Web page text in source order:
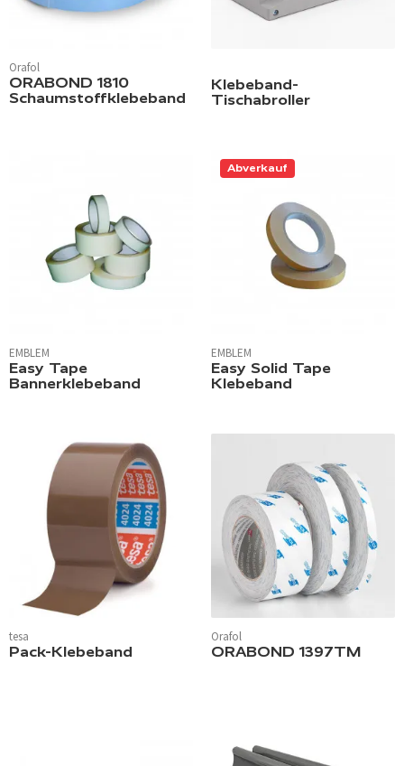
Orafol
ORABOND 1810
Schaumstoffklebeband
Klebeband-
Tischabroller
EMBLEM
Easy Tape
Bannerklebeband
Abverkauf
EMBLEM
Easy Solid Tape
Klebeband
tesa
Pack-Klebeband
Orafol
ORABOND 1397TM